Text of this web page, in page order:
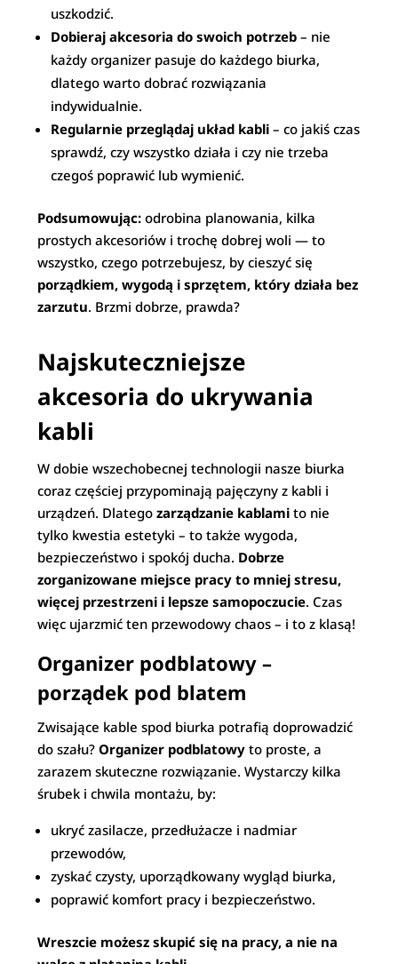
uszkodzić.
Dobieraj akcesoria do swoich potrzeb – nie
każdy organizer pasuje do każdego biurka,
dlatego warto dobrać rozwiązania
indywidualnie.
Regularnie przeglądaj układ kabli – co jakiś czas
sprawdź, czy wszystko działa i czy nie trzeba
czegoś poprawić lub wymienić.
Podsumowując: odrobina planowania, kilka
prostych akcesoriów i trochę dobrej woli — to
wszystko, czego potrzebujesz, by cieszyć się
porządkiem, wygodą i sprzętem, który działa bez
zarzutu. Brzmi dobrze, prawda?
Najskuteczniejsze
akcesoria do ukrywania
kabli
W dobie wszechobecnej technologii nasze biurka
coraz częściej przypominają pajęczyny z kabli i
urządzeń. Dlategozarządzanie kablami to nie
tylko kwestia estetyki – to także wygoda,
bezpieczeństwo i spokój ducha. Dobrze
zorganizowane miejsce pracy to mniej stresu,
więcej przestrzeni i lepsze samopoczucie. Czas
więc ujarzmić ten przewodowy chaos – i to z klasą!
Organizer podblatowy –
porządek pod blatem
Zwisające kable spod biurka potrafią doprowadzić
do szału?Organizer podblatowy to proste, a
zarazem skuteczne rozwiązanie. Wystarczy kilka
śrubek i chwila montażu, by:
ukryć zasilacze, przedłużacze i nadmiar
przewodów,
zyskać czysty, uporządkowany wygląd biurka,
poprawić komfort pracy i bezpieczeństwo.
Wreszcie możesz skupić się na pracy, a nie na